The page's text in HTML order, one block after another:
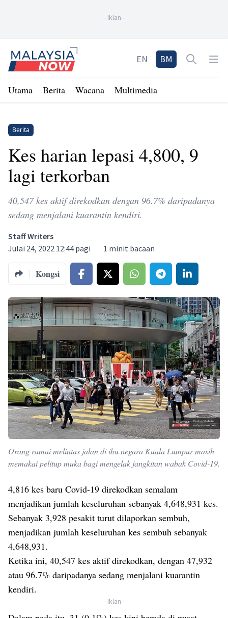
- Iklan -
Home
EN BM Open
Utama Berita Wacana Multimedia
Berita
Kes harian lepasi 4,800, 9
lagi terkorban
40,547 kes aktif direkodkan dengan 96.7% daripadanya
sedang menjalani kuarantin kendiri.
Staff Writers
Julai 24, 2022 12:44 pagi
1 minit bacaan
Kongsi
Orang ramai melintas jalan di ibu negara Kuala Lumpur masih
memakai pelitup muka bagi mengelak jangkitan wabak Covid-19.
4,816 kes baru Covid-19 direkodkan semalam
menjadikan jumlah keseluruhan sebanyak 4,648,931 kes.
Sebanyak 3,928 pesakit turut dilaporkan sembuh,
menjadikan jumlah keseluruhan kes sembuh sebanyak
4,648,931.
Ketika ini, 40,547 kes aktif direkodkan, dengan 47,932
atau 96.7% daripadanya sedang menjalani kuarantin
kendiri.
- Iklan -